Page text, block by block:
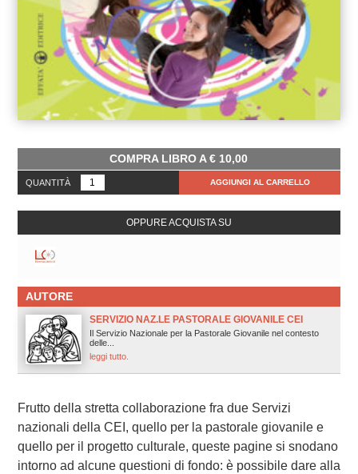
COMPRA LIBRO A€ 10,00
QUANTITÀ AGGIUNGI AL CARRELLO
OPPURE ACQUISTA SU
AUTORE
SERVIZIO NAZ.LE PASTORALE GIOVANILE CEI
Il Servizio Nazionale per la Pastorale Giovanile nel contesto
delle...
leggi tutto.
Frutto della stretta collaborazione fra due Servizi
nazionali della CEI, quello per la pastorale giovanile e
quello per il progetto culturale, queste pagine si snodano
intorno ad alcune questioni di fondo: è possibile dare alla